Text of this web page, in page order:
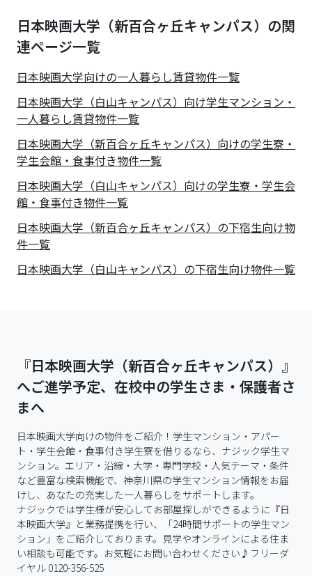
日本映画大学（新百合ヶ丘キャンパス）の関
連ページ一覧
日本映画大学向けの一人暮らし賃貸物件一覧
日本映画大学（白山キャンパス）向け学生マンション・
一人暮らし賃貸物件一覧
日本映画大学（新百合ヶ丘キャンパス）向けの学生寮・
学生会館・食事付き物件一覧
日本映画大学（白山キャンパス）向けの学生寮・学生会
館・食事付き物件一覧
日本映画大学（新百合ヶ丘キャンパス）の下宿生向け物
件一覧
日本映画大学（白山キャンパス）の下宿生向け物件一覧
『日本映画大学（新百合ヶ丘キャンパス）』
へご進学予定、在校中の学生さま・保護者さ
まへ
日本映画大学向けの物件をご紹介！学生マンション・アパー
ト・学生会館・食事付き学生寮を借りるなら、ナジック学生マ
ンション。エリア・沿線・大学・専門学校・人気テーマ・条件
など豊富な検索機能で、神奈川県の学生マンション情報をお届
けし、あなたの充実した一人暮らしをサポートします。
ナジックでは学生様が安心してお部屋探しができるように『日
本映画大学』と業務提携を行い、「24時間サポートの学生マン
ション」をご紹介しております。見学やオンラインによる住ま
い相談も可能です。お気軽にお問い合わせください♪フリーダ
イヤル 0120-356-525